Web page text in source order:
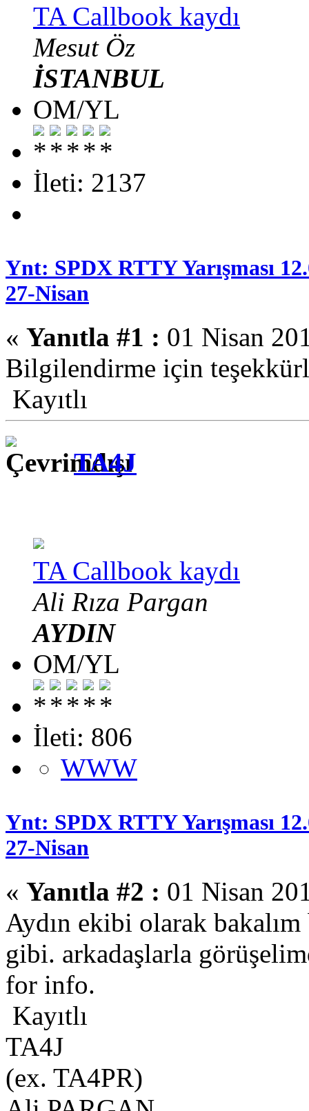
TA Callbook kaydı
Mesut Öz
İSTANBUL
OM/YL
İleti: 2137
Ynt: SPDX RTTY Yarışması
27-Nisan
« Yanıtla #1 : 01 Nisan
Bilgilendirme için
Kayıtlı
TA4J
TA Callbook kaydı
Ali Rıza Pargan
AYDIN
OM/YL
İleti: 806
WWW
Ynt: SPDX RTTY Yarışması
27-Nisan
« Yanıtla #2 : 01 Nisan
Aydın ekibi olarak
gibi. arkadaşlarla
for info.
Kayıtlı
TA4J
(ex. TA4PR)